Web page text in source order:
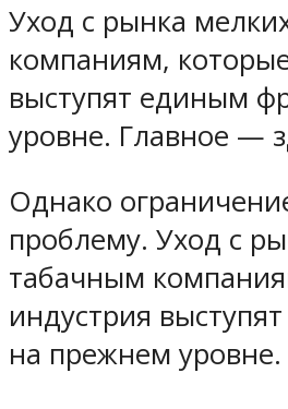
Уход с рынка
компаниям,
выступят единым
уровне. Главное —
Однако
проблему. Уход с
табачным
индустрия
на прежнем